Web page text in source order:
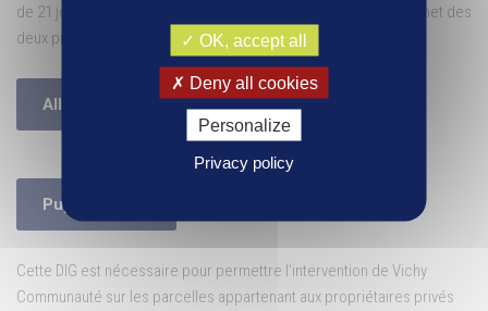
de 21 jours. Les documents sont disponibles sur les sites internet des
deux préfectures :
Allier
Puy-de-Dôme
Cette DIG est nécessaire pour permettre l’intervention de Vichy
Communauté sur les parcelles appartenant aux propriétaires privés
OK, accept all
Deny all cookies
Personalize
Privacy policy